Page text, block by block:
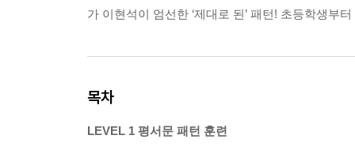
가 이현석이 엄선한 ‘제대로 된’ 패턴! 초등학생부
목차
LEVEL 1 평서문 패턴 훈련